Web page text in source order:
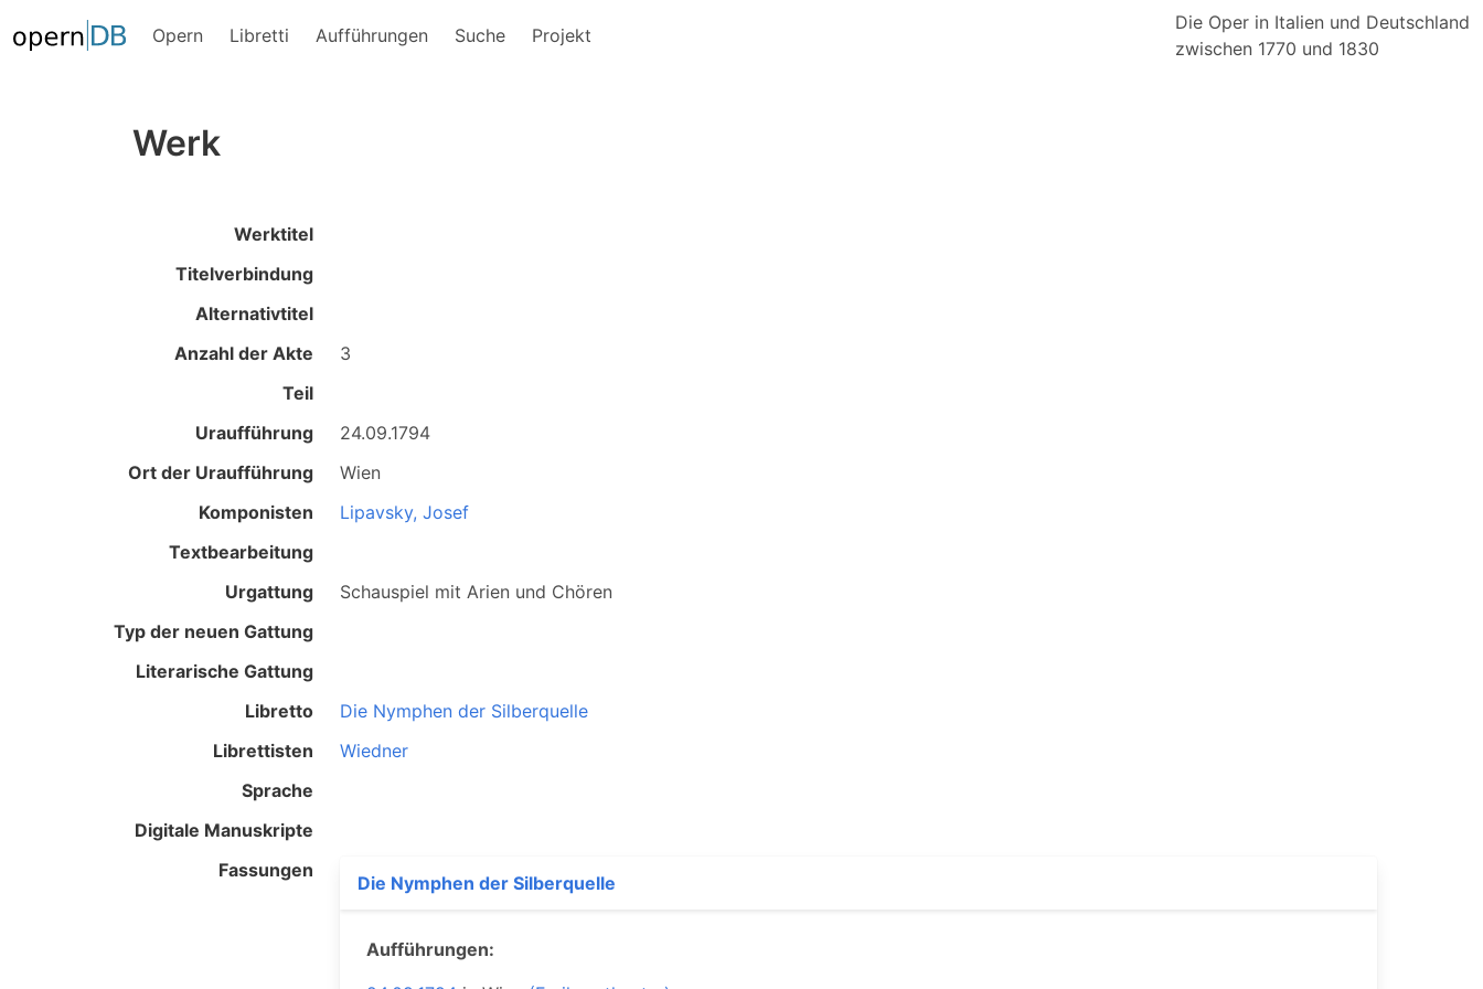
Opern Libretti Aufführungen Suche Projekt
Die Oper in Italien und Deutschland
zwischen 1770 und 1830
Werk
Werktitel
Titelverbindung
Alternativtitel
Anzahl der Akte
3
Teil
Uraufführung
24.09.1794
Ort der Uraufführung
Wien
Komponisten
Lipavsky, Josef
Textbearbeitung
Urgattung
Schauspiel mit Arien und Chören
Typ der neuen Gattung
Literarische Gattung
Libretto
Die Nymphen der Silberquelle
Librettisten
Wiedner
Sprache
Digitale Manuskripte
Fassungen
Die Nymphen der Silberquelle
Aufführungen: